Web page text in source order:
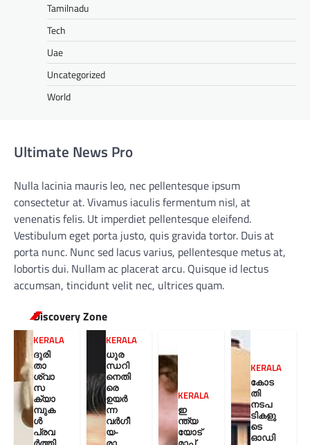
Tamilnadu
Tech
Uae
Uncategorized
World
Ultimate News Pro
Nulla lacinia mauris leo, nec pellentesque ipsum
consectetur at. Vivamus iaculis fermentum nisl, at
venenatis felis. Ut imperdiet pellentesque eleifend.
Vestibulum eget porta justo, quis gravida tortor. Duis at
porta nunc. Nunc sed lacus varius, pellentesque metus at,
lobortis dui. Nullam ac placerat arcu. Quisque id lectus
accumsan, tincidunt velit nec, ultrices quam.
Discovery Zone
KERALA
ദുരി
താ
ശ്വാ
സ
ക്യാ
മ്പുക
ൾ
പ്രവ
KERALA
ധുര
ന്ധറി
നെതി
രെ
ഉയർ
ന്ന
വർഗീ
യ-
KERALA
ഇ
ന്ത്യ
യോട്
KERALA
കോട
തി
നടപ
ടികളു
ടെ
ഓഡി